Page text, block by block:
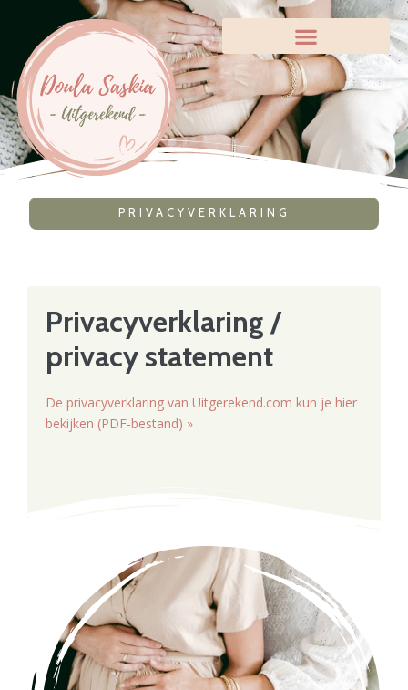
PRIVACYVERKLARING
Privacyverklaring /
privacy statement
De privacyverklaring van Uitgerekend.com kun je hier
bekijken (PDF-bestand) »